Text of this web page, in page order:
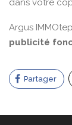
dans votre
Argus
publicité
Partager